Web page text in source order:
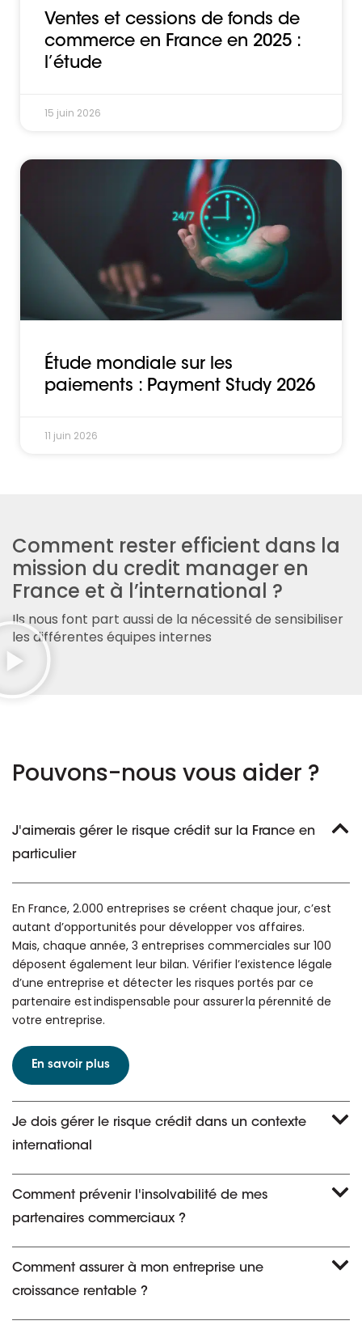
Ventes et cessions de fonds de
commerce en France en 2025 :
l’étude
15 juin 2026
Étude mondiale sur les
paiements : Payment Study 2026
11 juin 2026
Comment rester efficient dans la
mission du credit manager en
France et à l’international ?
Ils nous font part aussi de la nécessité de sensibiliser
les différentes équipes internes
Pouvons-nous vous aider ?
J'aimerais gérer le risque crédit sur la France en
particulier
En France, 2.000 entreprises se créent chaque jour, c’est
autant d’opportunités pour développer vos affaires.
Mais, chaque année, 3 entreprises commerciales sur 100
déposent également leur bilan. Vérifier l’existence légale
d’une entreprise et détecter les risques portés par ce
partenaire est indispensable pour assurer la pérennité de
votre entreprise.
En savoir plus
Je dois gérer le risque crédit dans un contexte
international
Comment prévenir l'insolvabilité de mes
partenaires commerciaux ?
Comment assurer à mon entreprise une
croissance rentable ?